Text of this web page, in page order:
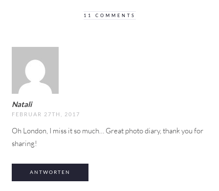
11 COMMENTS
Natali
FEBRUAR 27TH, 2017
Oh London, I miss it so much… Great photo diary, thank you for
sharing!
ANTWORTEN